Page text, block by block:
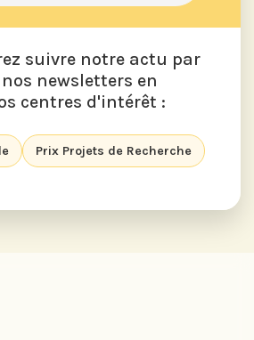
suivre notre actu par
newsletters en
centres d'intérêt :
Prix Projets de Recherche